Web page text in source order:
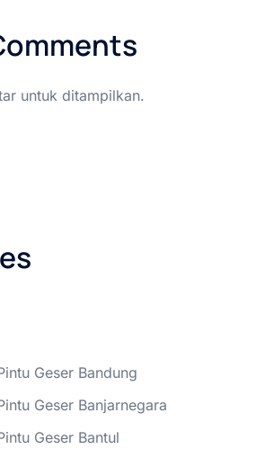
untuk ditampilkan.
Geser Bandung
Geser Banjarnegara
Geser Bantul